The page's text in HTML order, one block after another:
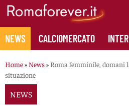
Skip
content
NEWS CALCIOMERCATO
Home» News» Roma femminile, domani
situazione
NEWS